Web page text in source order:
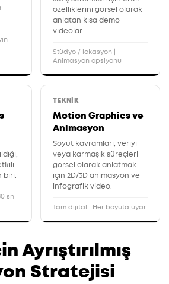
özelliklerini görsel olarak
anlatan kısa demo
videolar.
Stüdyo / lokasyon |
Animasyon opsiyonu
biri.
sn
TEKNIK
Motion Graphics ve
Animasyon
Soyut kavramları, veriyi
veya karmaşık süreçleri
görsel olarak anlatmak
için 2D/3D animasyon ve
infografik video.
Tam dijital | Her boyuta uyar
Ayrıştırılmış
Stratejisi